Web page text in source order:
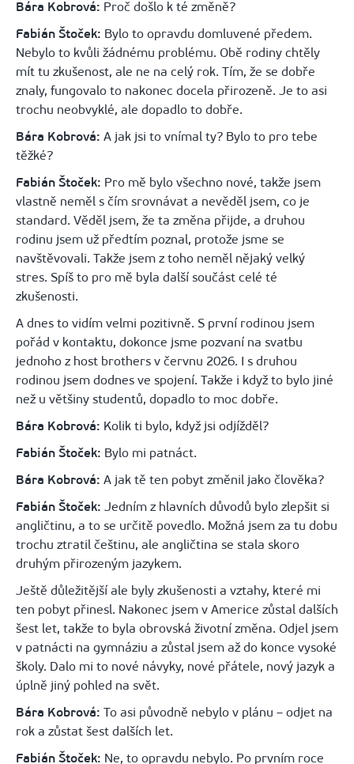
Bára Kobrová: Proč došlo k té změně?
Fabián Štoček: Bylo to opravdu domluvené předem.
Nebylo to kvůli žádnému problému. Obě rodiny chtěly
mít tu zkušenost, ale ne na celý rok. Tím, že se dobře
znaly, fungovalo to nakonec docela přirozeně. Je to asi
trochu neobvyklé, ale dopadlo to dobře.
Bára Kobrová: A jak jsi to vnímal ty? Bylo to pro tebe
těžké?
Fabián Štoček: Pro mě bylo všechno nové, takže jsem
vlastně neměl s čím srovnávat a nevěděl jsem, co je
standard. Věděl jsem, že ta změna přijde, a druhou
rodinu jsem už předtím poznal, protože jsme se
navštěvovali. Takže jsem z toho neměl nějaký velký
stres. Spíš to pro mě byla další součást celé té
zkušenosti.
A dnes to vidím velmi pozitivně. S první rodinou jsem
pořád v kontaktu, dokonce jsme pozvaní na svatbu
jednoho z host brothers v červnu 2026. I s druhou
rodinou jsem dodnes ve spojení. Takže i když to bylo jiné
než u většiny studentů, dopadlo to moc dobře.
Bára Kobrová: Kolik ti bylo, když jsi odjížděl?
Fabián Štoček: Bylo mi patnáct.
Bára Kobrová: A jak tě ten pobyt změnil jako člověka?
Fabián Štoček: Jedním z hlavních důvodů bylo zlepšit si
angličtinu, a to se určitě povedlo. Možná jsem za tu dobu
trochu ztratil češtinu, ale angličtina se stala skoro
druhým přirozeným jazykem.
Ještě důležitější ale byly zkušenosti a vztahy, které mi
ten pobyt přinesl. Nakonec jsem v Americe zůstal dalších
šest let, takže to byla obrovská životní změna. Odjel jsem
v patnácti na gymnáziu a zůstal jsem až do konce vysoké
školy. Dalo mi to nové návyky, nové přátele, nový jazyk a
úplně jiný pohled na svět.
Bára Kobrová: To asi původně nebylo v plánu – odjet na
rok a zůstat šest dalších let.
Fabián Štoček: Ne, to opravdu nebylo. Po prvním roce